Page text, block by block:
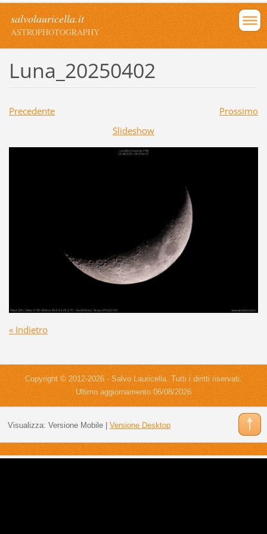
salvolauricella.it
ASTROPHOTOGRAPHY
Luna_20250402
Precedente
Prossimo
Slideshow
« Indietro
Copyright © 2012-2026 - Salvo Lauricella. Tutti i diritti riservati.
Ultimo aggiornamento 06/08/2026
Visualizza: Versione Mobile| Versione Desktop